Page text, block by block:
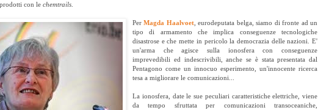
con le chemtrails.
PerMagda Haalvoet, eurodeputata belga, siamo di fronte ad un
tipo di armamento che implica conseguenze tecnologiche
disastrose e che mette in pericolo la democrazia delle nazioni. E'
un'arma che agisce sulla ionosfera con conseguenze
imprevedibili ed indescrivibili, anche se è stata presentata dal
Pentagono come un innocuo esperimento, un'innocente ricerca
tesa a migliorare le comunicazioni...
La ionosfera, date le sue peculiari caratteristiche elettriche, viene
da tempo sfruttata per comunicazioni transoceaniche,